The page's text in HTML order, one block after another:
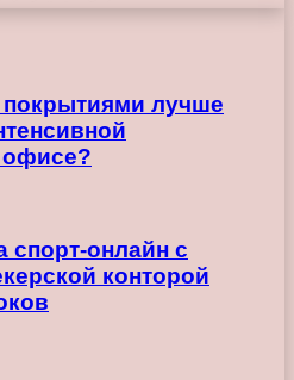
лучше
офисе?
спорт-онлайн с
конторой